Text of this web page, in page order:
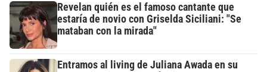
Revelan quién es el famoso cantante que
estaría de novio con Griselda Siciliani: "Se
mataban con la mirada"
Entramos al living de Juliana Awada en su